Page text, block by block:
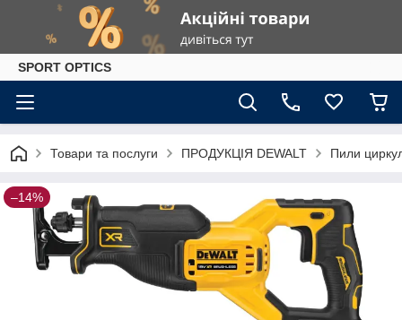
SPORT OPTICS
Товари та послуги ПРОДУКЦІЯ DEWALT Пили
–14%